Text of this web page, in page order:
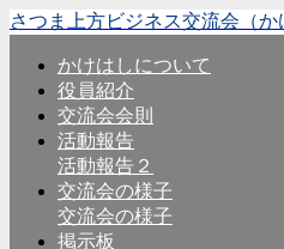
さつま上方ビジネス交流会（か
かけはしについて
役員紹介
交流会会則
活動報告
活動報告２
交流会の様子
交流会の様子
掲示板